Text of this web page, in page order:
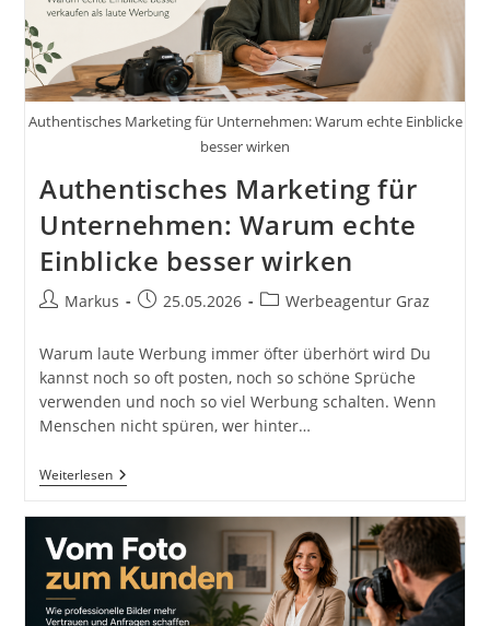
Authentisches Marketing für Unternehmen: Warum echte Einblicke
besser wirken
Authentisches Marketing für
Unternehmen: Warum echte
Einblicke besser wirken
Beitrags-
Markus
Beitrag25.05.2026
Beitrags-
Werbeagentur Graz
Warum laute Werbung immer öfter überhört wird Du
kannst noch so oft posten, noch so schöne Sprüche
verwenden und noch so viel Werbung schalten. Wenn
Menschen nicht spüren, wer hinter…
WeiterlesenAuthentisches
Marketing
Warum
Echte
Einblicke
Besser
Wirken